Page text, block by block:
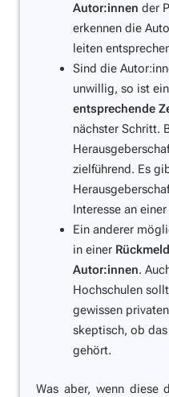
Autor:innen der
erkennen die
leiten
Sind die
unwillig, so ist
entsprechende
nächster Schritt.
zielführend. Es
Interesse an
Ein anderer
in einer
Autor:innen.
Hochschulen
gewissen
skeptisch, ob
gehört.
Was aber, wenn diese